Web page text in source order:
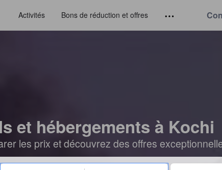
Activités Bons de réduction et offres
et hébergements à Kochi
les prix et découvrez des offres